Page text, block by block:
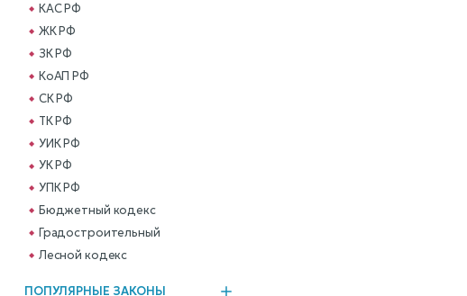
КАС РФ
ЖК РФ
ЗК РФ
КоАП РФ
СК РФ
ТК РФ
УИК РФ
УК РФ
УПК РФ
Бюджетный кодекс
Градостроительный
Лесной кодекс
ПОПУЛЯРНЫЕ ЗАКОНЫ